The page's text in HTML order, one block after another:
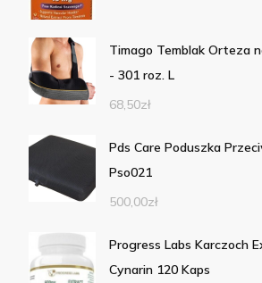
Timago Temblak Orteza
- 301 roz. L
68,50zł
Pds Care Poduszka
Pso021
500,00zł
Progress Labs Karczoch
Cynarin 120 Kaps